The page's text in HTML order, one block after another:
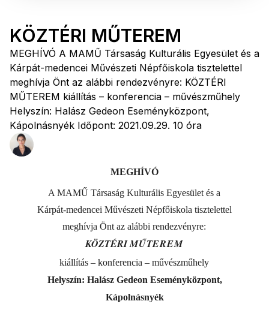
KÖZTÉRI MŰTEREM
MEGHÍVÓ A MAMŰ Társaság Kulturális Egyesület és a
Kárpát-medencei Művészeti Népfőiskola tisztelettel
meghívja Önt az alábbi rendezvényre: KÖZTÉRI
MŰTEREM kiállítás – konferencia – művészműhely
Helyszín: Halász Gedeon Eseményközpont,
Kápolnásnyék Időpont: 2021.09.29. 10 óra
MEGHÍVÓ
A MAMŰ Társaság Kulturális Egyesület és a
Kárpát-medencei Művészeti Népfőiskola tisztelettel
meghívja Önt az alábbi rendezvényre:
KÖZTÉRIMŰTEREM
kiállítás – konferencia – művészműhely
Helyszín: Halász Gedeon Eseményközpont,
Kápolnásnyék